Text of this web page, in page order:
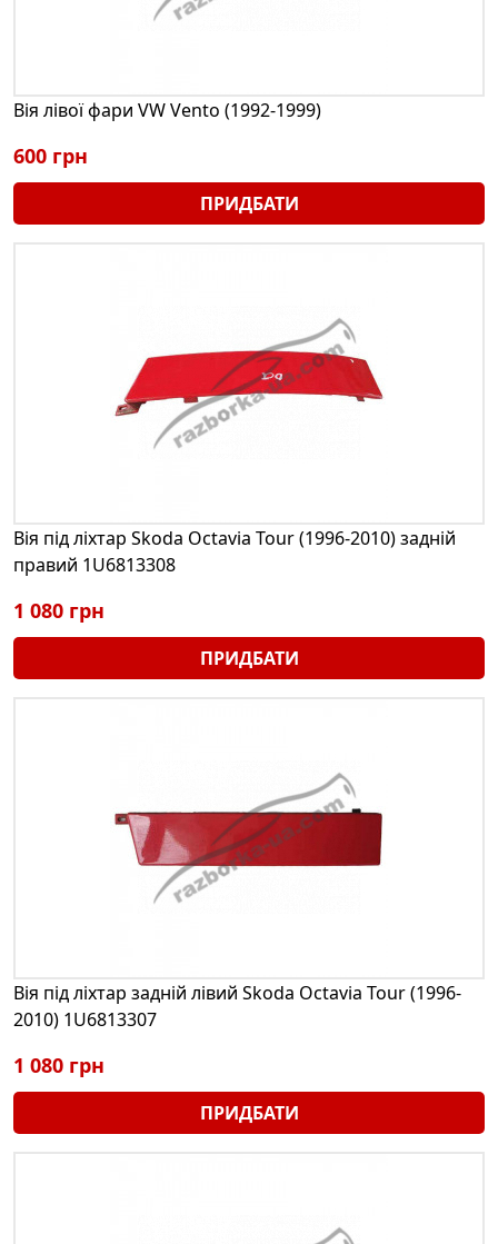
Вія лівої фари VW Vento (1992-1999)
600 грн
ПРИДБАТИ
Вія під ліхтар Skoda Octavia Tour (1996-2010) задній
правий 1U6813308
1 080 грн
ПРИДБАТИ
Вія під ліхтар задній лівий Skoda Octavia Tour (1996-
2010) 1U6813307
1 080 грн
ПРИДБАТИ